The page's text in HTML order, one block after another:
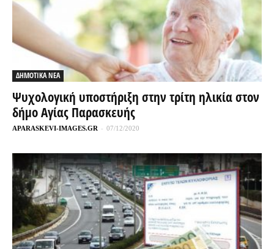
ΔΗΜΟΤΙΚΑ ΝΕΑ
Ψυχολογική υποστήριξη στην τρίτη ηλικία στον
δήμο Αγίας Παρασκευής
APARASKEVI-IMAGES.GR - 07/12/2020